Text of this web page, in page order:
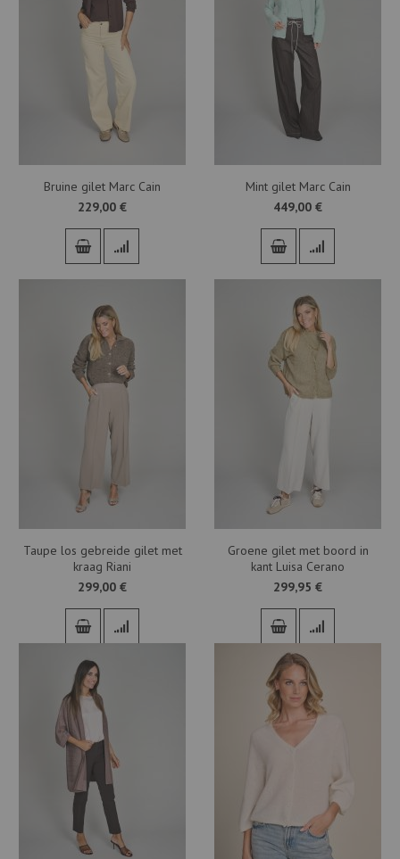
Bruine gilet Marc Cain
229,00 €
Mint gilet Marc Cain
449,00 €
Taupe los gebreide gilet met
kraag Riani
299,00 €
Groene gilet met boord in
kant Luisa Cerano
299,95 €